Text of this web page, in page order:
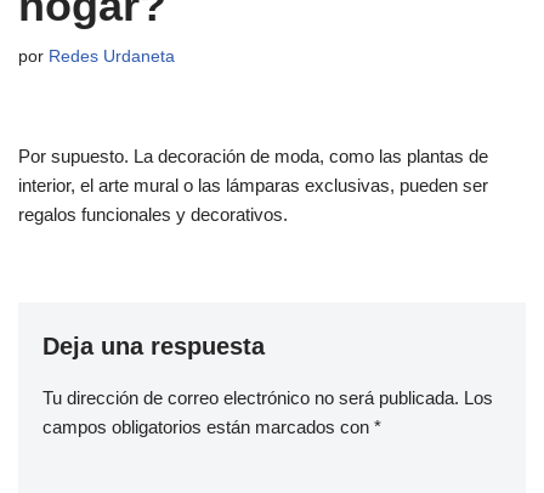
por Redes Urdaneta
Por supuesto. La decoración de moda, como las plantas de
interior, el arte mural o las lámparas exclusivas, pueden ser
regalos funcionales y decorativos.
Deja una respuesta
Tu dirección de correo electrónico no será publicada. Los
campos obligatorios están marcados con *